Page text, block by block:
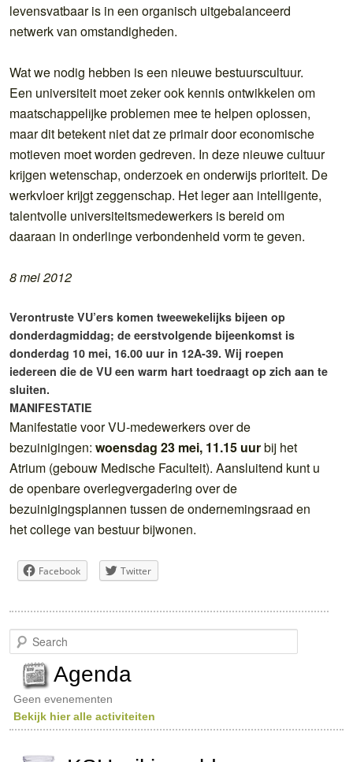
levensvatbaar is in een organisch uitgebalanceerd
netwerk van omstandigheden.
Wat we nodig hebben is een nieuwe bestuurscultuur.
Een universiteit moet zeker ook kennis ontwikkelen om
maatschappelijke problemen mee te helpen oplossen,
maar dit betekent niet dat ze primair door economische
motieven moet worden gedreven. In deze nieuwe cultuur
krijgen wetenschap, onderzoek en onderwijs prioriteit. De
werkvloer krijgt zeggenschap. Het leger aan intelligente,
talentvolle universiteitsmedewerkers is bereid om
daaraan in onderlinge verbondenheid vorm te geven.
8 mei 2012
Verontruste VU’ers komen tweewekelijks bijeen op
donderdagmiddag; de eerstvolgende bijeenkomst is
donderdag 10 mei, 16.00 uur in 12A-39. Wij roepen
iedereen die de VU een warm hart toedraagt op zich aan te
sluiten.
MANIFESTATIE
Manifestatie voor VU-medewerkers over de
bezuinigingen: woensdag 23 mei, 11.15 uurbij het
Atrium (gebouw Medische Faculteit). Aansluitend kunt u
de openbare overlegvergadering over de
bezuinigingsplannen tussen de ondernemingsraad en
het college van bestuur bijwonen.
Facebook Twitter
e
c
h
Agenda
Geen evenementen
Bekijk hier alle activiteiten